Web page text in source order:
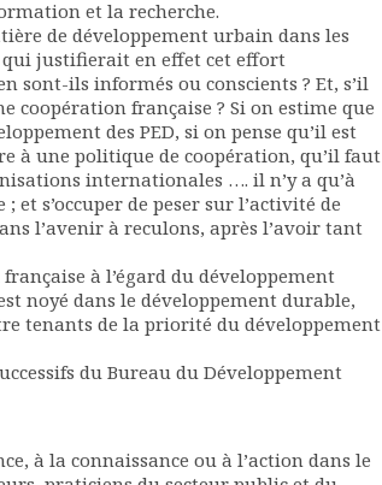
et la recherche.
de développement urbain dans les
qui justifierait en effet cet effort
sont-ils informés ou conscients ? Et, s’il
coopération française ? Si on estime que
des PED, si on pense qu’il est
à une politique de coopération, qu’il faut
internationales …. il n’y a qu’à
s’occuper de peser sur l’activité de
l’avenir à reculons, après l’avoir tant
à l’égard du développement
noyé dans le développement durable,
tenants de la priorité du développement
du Bureau du Développement
à la connaissance ou à l’action dans le